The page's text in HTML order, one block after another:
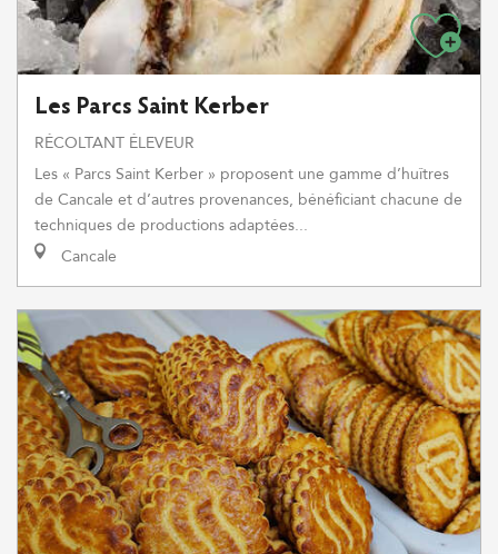
Les Parcs Saint Kerber
RÉCOLTANT ÉLEVEUR
Les « Parcs Saint Kerber » proposent une gamme d’huîtres
de Cancale et d’autres provenances, bénéficiant chacune de
techniques de productions adaptées...
Cancale